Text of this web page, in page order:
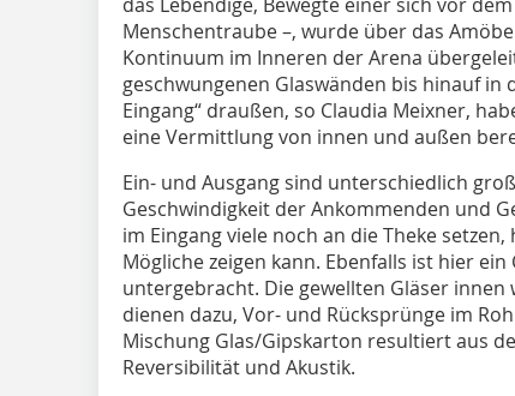
Menschentraube –, wurde über das
Kontinuum im Inneren der Arena
geschwungenen Glaswänden bis hinauf in
Eingang“ draußen, so Claudia Meixner,
eine Vermittlung von innen und außen
Ein- und Ausgang sind unterschiedlich
Geschwindigkeit der Ankommenden und
im Eingang viele noch an die Theke
Mögliche zeigen kann. Ebenfalls ist hier
untergebracht. Die gewellten Gläser
dienen dazu, Vor- und Rücksprünge im
Mischung Glas/Gipskarton resultiert aus
Reversibilität und Akustik.